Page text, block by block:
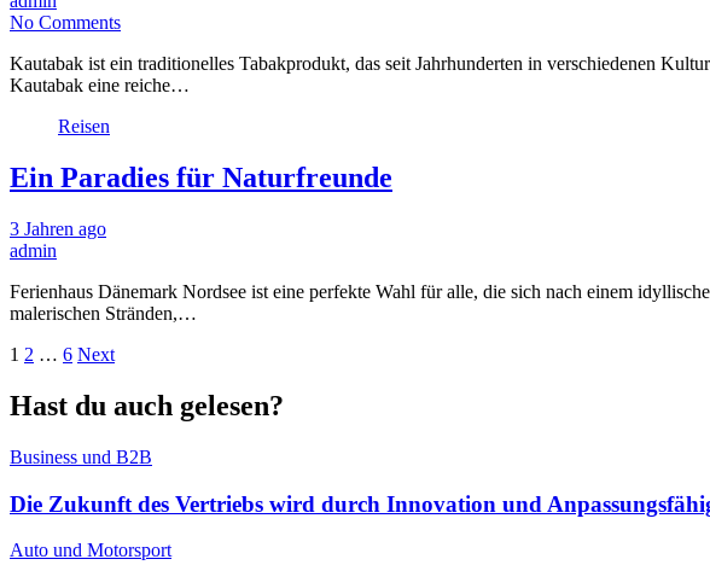
No Comments
Kautabak ist ein traditionelles Tabakprodukt, das seit Jahrhunderten in verschiedenen
Kautabak eine reiche…
Reisen
Ein Paradies für Naturfreunde
3 Jahren ago
admin
Ferienhaus Dänemark Nordsee ist eine perfekte Wahl für alle, die sich nach einem
malerischen Stränden,…
Beitragsnavigation
1 2 … 6 Next
Hast du auch gelesen?
Business und B2B
Die Zukunft des Vertriebs wird durch Innovation und
Auto und Motorsport